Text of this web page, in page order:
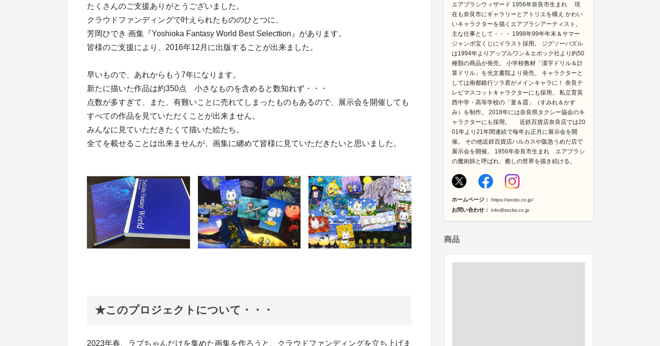
たくさんのご支援ありがとうございました。
クラウドファンディングで叶えられたもののひとつに、
芳岡ひでき 画集『Yoshioka Fantasy World Best Selecttion』があります。
皆様のご支援により、2016年12月に出版することが出来ました。
早いもので、あれからもう7年になります。
新たに描いた作品は約350点 小さなものを含めると数知れず・・・
点数が多すぎて、また、有難いことに売れてしまったものもあるので、展示会を開催しても
すべての作品を見ていただくことが出来ません。
みんなに見ていただきたくて描いた絵たち。
全てを載せることは出来ませんが、画集に纏めて皆様に見ていただきたいと思いました。
★このプロジェクトについて・・・
2023年春、ラブちゃんだけを集めた画集を作ろうと、クラウドファンディングを立ち上げま
エアブラシウィザード 1956年奈良市生まれ 現
在も奈良市にギャラリーとアトリエを構え かわい
いキャラクターを描くエアブラシアーティスト。
主な仕事として・・・ 1998年99年年末＆サマー
ジャンボ宝くじにイラスト採用。 ジグソーパズル
は1994年よりアップルワン＆エポック社より約50
種類の商品が発売。 小学校教材「漢字ドリル＆計
算ドリル」を光文書院より発売。 キャラクターと
しては南都銀行ソラ君がメインキャラに！ 奈良テ
レビマスコットキャラクターにも採用。 私立育英
西中学・高等学校の「菫＆霞」（すみれ＆かす
み）を制作。 2018年には奈良県タクシー協会のキ
ャラクターにも採用。 近鉄百貨店奈良店では20
01年より21年間連続で毎年お正月に展示会を開
催。 その他近鉄百貨店ハルカスや阪急うめだ店で
展示会を開催。 1956年奈良市生まれ エアブラシ
の魔術師と呼ばれ、癒しの世界を描き続ける。
ホームページ： https://socks.co.jp/
お問い合わせ： info@socks.co.jp
商品